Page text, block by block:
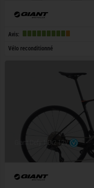
Avis:
Vélo reconditionné
Giant Defy 1 Di2 12V